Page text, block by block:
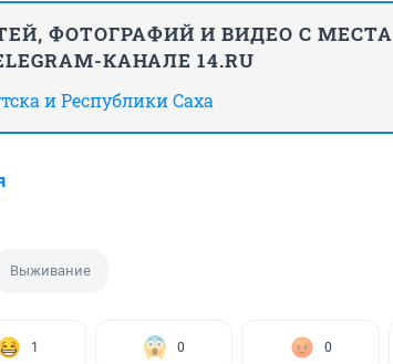
ФОТОГРАФИЙ И ВИДЕО С МЕСТА
КАНАЛЕ 14.RU
и Республики Саха
Выживание
1 0 0